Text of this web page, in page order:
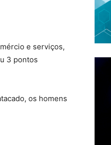
e serviços,
3 pontos
os homens